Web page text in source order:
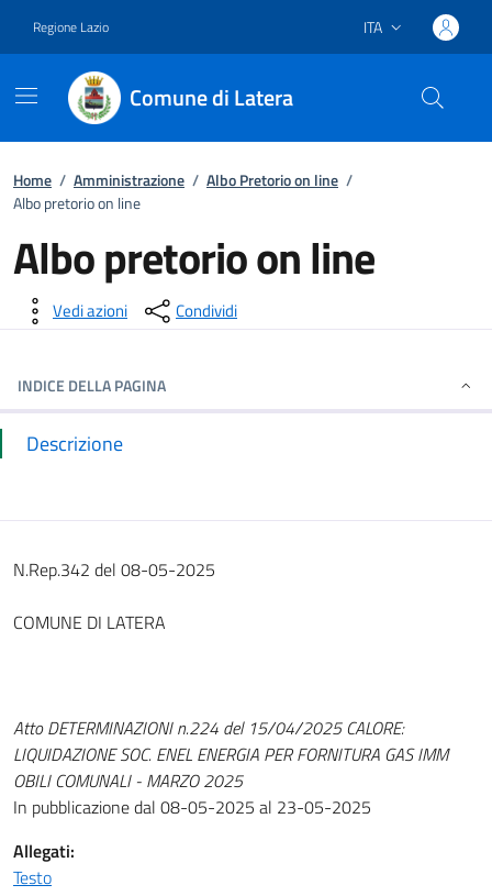
Regione Lazio Lingua attiva:
ITA
Comune di Latera
Home / Amministrazione / Albo Pretorio on line /
Albo pretorio on line
Albo pretorio on line
Dettagli della notizia
Vedi azioni Condividi
INDICE DELLA PAGINA
Descrizione
N.Rep.342 del 08-05-2025
COMUNE DI LATERA
Atto DETERMINAZIONI n.224 del 15/04/2025 CALORE:
LIQUIDAZIONE SOC. ENEL ENERGIA PER FORNITURA GAS IMM
OBILI COMUNALI - MARZO 2025
In pubblicazione dal 08-05-2025 al 23-05-2025
Allegati:
Testo